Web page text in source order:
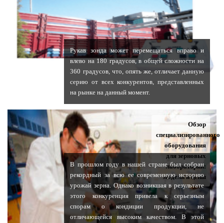
Рукав зонда может перемещаться вправо и
влево на 180 градусов, в общей сложности на
360 градусов, что, опять же, отличает данную
серию от всех конкурентов, представленных
на рынке на данный момент.
Обзор
специализированного
оборудования
для зерновых
лабораторий:
модели и цены
В прошлом году в нашей стране был собран
рекордный за всю ее современную историю
урожай зерна. Однако возникшая в результате
этого конкуренция привела к серьезным
спорам о кондиции продукции, не
отличающейся высоким качеством. В этой